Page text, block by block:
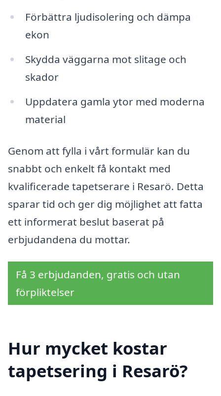
Förbättra ljudisolering och dämpa
ekon
Skydda väggarna mot slitage och
skador
Uppdatera gamla ytor med moderna
material
Genom att fylla i vårt formulär kan du
snabbt och enkelt få kontakt med
kvalificerade tapetserare i Resarö. Detta
sparar tid och ger dig möjlighet att fatta
ett informerat beslut baserat på
erbjudandena du mottar.
Få 3 erbjudanden, gratis och utan
förpliktelser
Hur mycket kostar
tapetsering i Resarö?